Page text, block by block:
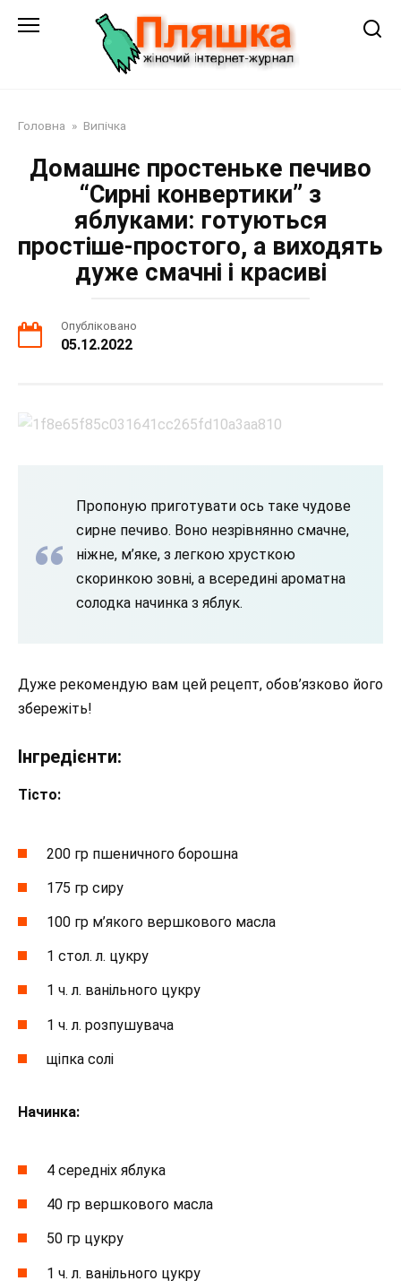
Головна » Випічка
Домашнє простеньке печиво
“Сирні конвертики” з
яблуками: готуються
простіше-простого, а виходять
дуже смачні і красиві
Опубліковано
05.12.2022
Пропоную приготувати ось таке чудове
сирне печиво. Воно незрівнянно смачне,
ніжне, м’яке, з легкою хрусткою
скоринкою зовні, а всередині ароматна
солодка начинка з яблук.
Дуже рекомендую вам цей рецепт, обов’язково його
збережіть!
Інгредієнти:
Тісто:
200 гр пшеничного борошна
175 гр сиру
100 гр м’якого вершкового масла
1 стол. л. цукру
1 ч. л. ванільного цукру
1 ч. л. розпушувача
щіпка солі
Начинка:
4 середніх яблука
40 гр вершкового масла
50 гр цукру
1 ч. л. ванільного цукру